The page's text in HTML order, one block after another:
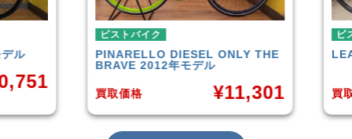
ピストバイク
PINARELLODIESEL ONLY THE
BRAVE 2012年モデル
11,301
ピストバイク
LEADER
買取価格